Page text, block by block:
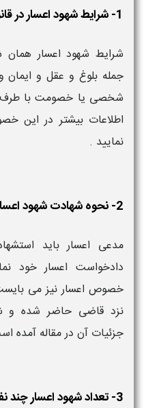
1- شرایط شهود اعسار در قانون چیست ؟
شرایط شهود اعسار همان
جمله بلوغ و عقل و ایمان
شخصی یا خصومت با طرف
اطلاعات بیشتر در این
نمایید .
2- نحوه شهادت شهود اعسار چگونه است ؟
مدعی اعسار باید
دادخواست اعسار خود
خصوص اعسار نیز می
نزد قاضی حاضر شده و
جزئیات آن در مقاله آمده
3- تعداد شهود اعسار چند نفر است ؟